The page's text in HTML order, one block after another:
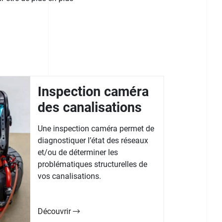
Inspection caméra
des canalisations
Une inspection caméra permet de
diagnostiquer l’état des réseaux
et/ou de déterminer les
problématiques structurelles de
vos canalisations.
Découvrir